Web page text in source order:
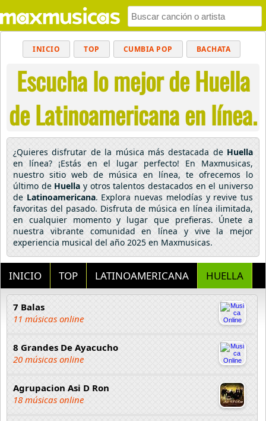
INICIO TOP CUMBIA POP BACHATA
MUSICA CRISTIANA REGGAETON
BALADAS ALTERNATIVO ELECTRÓNICA
CUMBIAS
Escucha lo mejor de Huella
de Latinoamericana en línea.
¿Quieres disfrutar de la música más destacada de Huella
en línea? ¡Estás en el lugar perfecto! En Maxmusicas,
nuestro sitio web de música en línea, te ofrecemos lo
último de Huella y otros talentos destacados en el universo
de Latinoamericana. Explora nuevas melodías y revive tus
favoritas del pasado. Disfruta de música en línea ilimitada,
en cualquier momento y lugar que prefieras. Únete a
nuestra vibrante comunidad en línea y vive la mejor
experiencia musical del año 2025 en Maxmusicas.
INICIO TOP LATINOAMERICANA HUELLA
7 Balas
11 músicas online
8 Grandes De Ayacucho
20 músicas online
Agrupacion Asi D Ron
18 músicas online